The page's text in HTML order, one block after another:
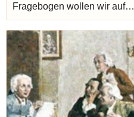
Fragebogen wollen wir auf…